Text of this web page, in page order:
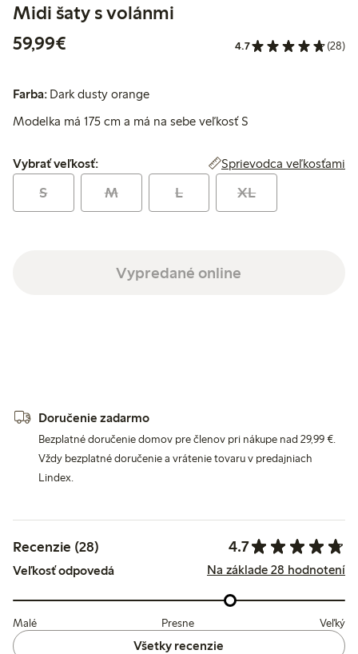
Midi šaty s volánmi
59,99€
4.7 (28)
Farba: Dark dusty orange
Modelka má 175 cm a má na sebe veľkosť S
Vybrať veľkosť:
Vybrať veľkosť: Sprievodca veľkosťami
S M L XL
Vypredané online
Doručenie zadarmo
Bezplatné doručenie domov pre členov pri nákupe nad 29,99 €.
Vždy bezplatné doručenie a vrátenie tovaru v predajniach
Lindex.
Recenzie (28) 4.7
Veľkosť odpovedá Na základe 28 hodnotení
Malé Presne Veľký
Všetky recenzie